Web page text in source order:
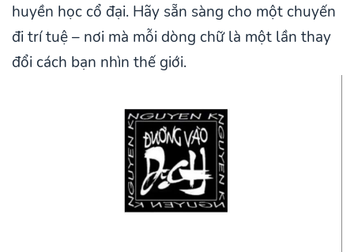
huyền học cổ đại. Hãy sẵn sàng cho một chuyến
đi trí tuệ – nơi mà mỗi dòng chữ là một lần thay
đổi cách bạn nhìn thế giới.